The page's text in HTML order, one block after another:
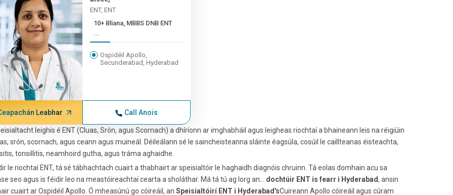
ENT, ENT
10+ Bliana, MBBS DNB ENT
...
Ospidéil Apollo,
Secunderabad, Hyderabad
Leabhar Call Anois
leighis é ENT (Cluas, Srón, agus Scornach) a dhíríonn ar imghabháil agus leigheas riochtaí a bhaineann leis na réigiúin
srón, scornach, agus ceann agus muineál. Déileálann sé le saincheisteanna sláinte éagsúla, cosúil le caillteanas éisteachta,
tonsillitis, neamhoird gutha, agus tráma aghaidhe.
le riochtaí ENT, tá sé tábhachtach cuairt a thabhairt ar speisialtóir le haghaidh diagnóis chruinn. Tá eolas domhain acu sa
seo agus is féidir leo na meastóireachtaí cearta a sholáthar. Má tá tú ag lorg an... dochtúir ENT is fearr i Hyderabad, ansin
cuairt ar Ospidéil Apollo. Ó mheasúnú go cóireáil, an Speisialtóirí ENT i Hyderabad'sCuireann Apollo cóireáil agus cúram